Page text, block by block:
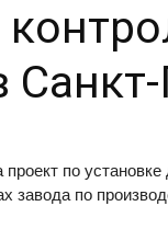
по установке
завода по